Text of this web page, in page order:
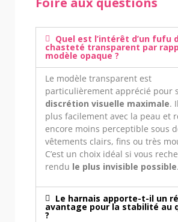
Quel est l’intérêt d’un fufu
chasteté transparent par
modèle opaque ?
Le modèle transparent est
particulièrement apprécié pour
discrétion visuelle maximale.
plus facilement avec la peau et
encore moins perceptible sous
vêtements clairs, fins ou très
C’est un choix idéal si vous
rendu le plus invisible possible.
Le harnais apporte-t-il un
avantage pour la stabilité au
?